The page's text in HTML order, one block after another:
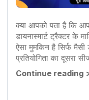
क्या आपको पता है कि
डायनास्मार्ट ट्रैक्टर के
ऐसा मुमकिन है सिर्फ मैसी
प्रतियोगिता का दूसरा
Continue reading